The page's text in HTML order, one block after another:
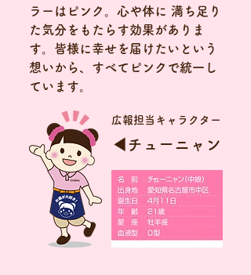
ラーはピンク。心や体に 満ち足り
た気分をもたらす効果がありま
す。皆様に幸せを届けたいという
想いから、すべてピンクで統一し
ています。
広報担当キャラクター
◀チューニャン